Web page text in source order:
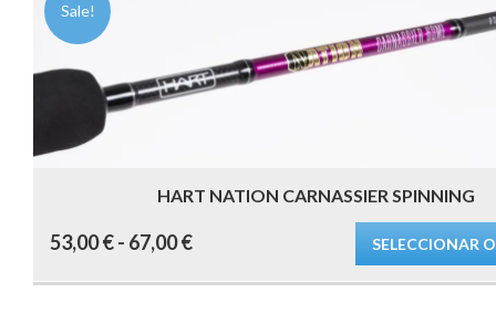
Sale!
HART NATION CARNASSIER SPINNING
53,00€- 67,00€Rango
de
SELECCIONAR
producto
variantes.